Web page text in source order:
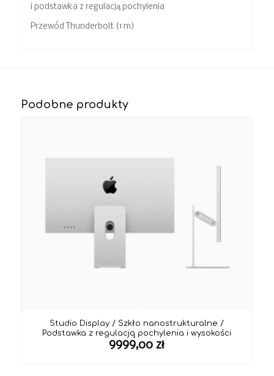
i podstawka z regulacją pochylenia
Przewód Thunderbolt (1 m)
Podobne produkty
Studio Display / Szkło nanostrukturalne /
Podstawka z regulacją pochylenia i wysokości
9999,00 zł